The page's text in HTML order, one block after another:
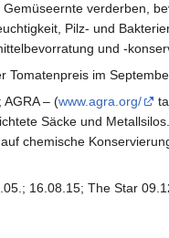
verderben,
Pilz- und
und -
im
; AGRA – (www.agra.org/
Säcke und
chemische
16.08.15; The Star